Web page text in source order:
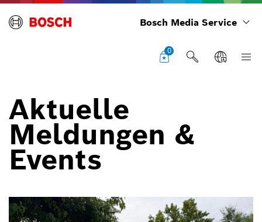
Bosch Media Service
0
Aktuelle
Meldungen &
Events